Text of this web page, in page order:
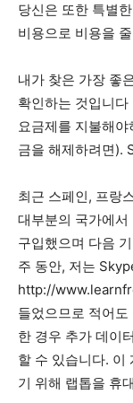
당신은 또한 특별
비용으로 비용을
내가 찾은 가장 좋
확인하는 것입니
요금제를 지불해
금을 해제하려면).
최근 스페인, 프랑
대부분의 국가에
구입했으며 다음
주 동안, 저는
http://
들었으므로 적어
한 경우 추가 데이
할 수 있습니다. 이
기 위해 랩톱을 휴